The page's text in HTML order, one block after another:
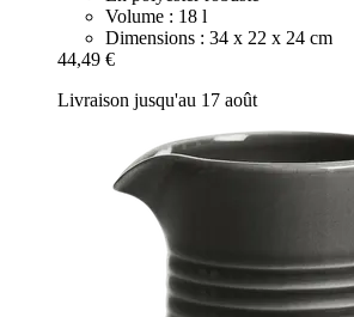
Volume : 18 l
Dimensions : 34 x 22 x 24 cm
44,49 €
Livraison jusqu'au 17 août